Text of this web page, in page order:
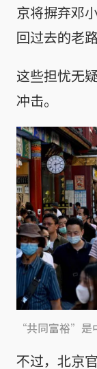
京将摒弃邓
回过去的老路
这些担忧无
冲击。
“共同富裕”是
不过，北京